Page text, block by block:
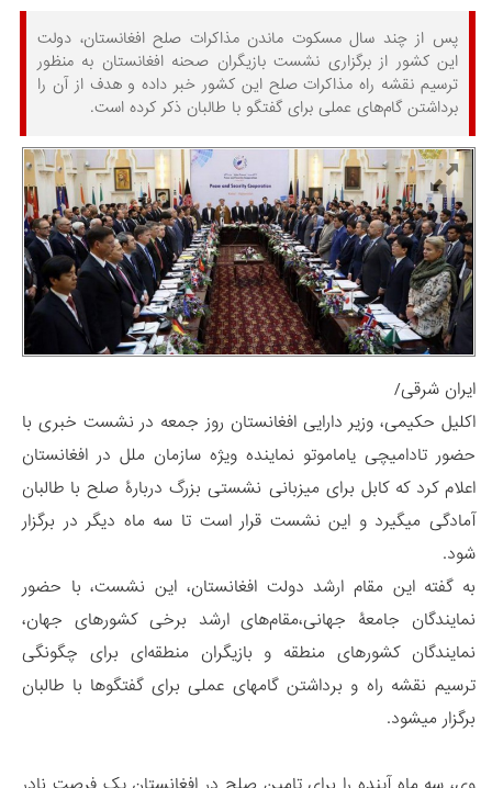
پس از چند سال مسکوت ماندن مذاکرات صلح افغانستان، دولت
این کشور از برگزاری نشست بازیگران صحنه افغانستان به منظور
ترسیم نقشه راه مذاکرات صلح این کشور خبر داده و هدف از آن را
برداشتن گام‌های عملی برای گفتگو با طالبان ذکر کرده است.
ایران شرقی/
اکلیل حکیمی، وزیر دارایی افغانستان روز جمعه در نشست خبری با
حضور تادامیچی یاماموتو نماینده ویژه سازمان ملل در افغانستان
اعلام کرد که کابل برای میزبانی نشستی بزرگ دربارۀ صلح با طالبان
آمادگی می‎گیرد و این نشست قرار است تا سه ماه دیگر در برگزار
شود.
به گفته این مقام ارشد دولت افغانستان، این نشست، با حضور
نمایندگان جامعۀ جهانی،مقام‌های ارشد برخی کشورهای جهان،
نمایندگان کشورهای منطقه و بازیگران منطقه‌ای برای چگونگی
ترسیم نقشه راه و برداشتن گام‎های عملی برای گفتگوها با طالبان
برگزار می‎شود.